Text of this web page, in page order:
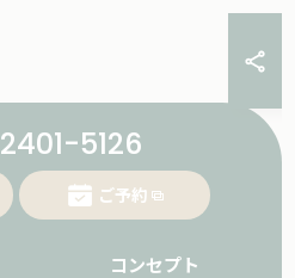
5126
ご予約
コンセプト